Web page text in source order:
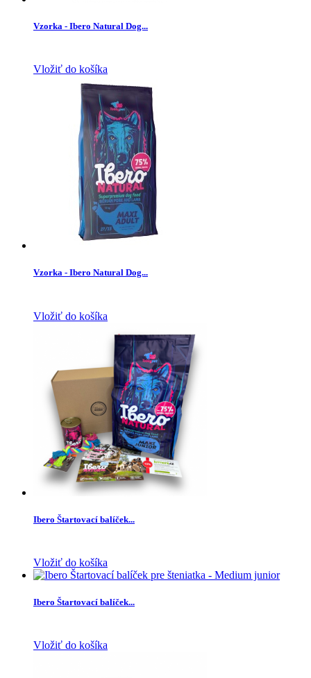
Vzorka - Ibero Natural Dog...
Vložiť do košíka
Vzorka - Ibero Natural Dog...
Vložiť do košíka
Ibero Štartovací balíček...
Vložiť do košíka
Ibero Štartovací balíček...
Vložiť do košíka